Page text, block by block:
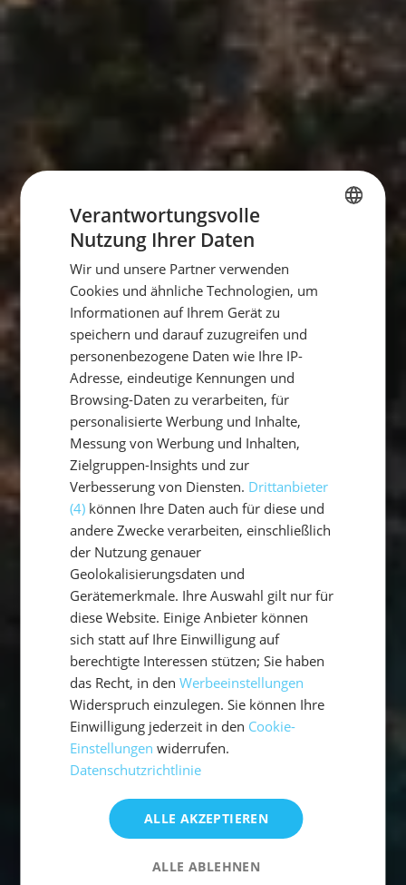
Verantwortungsvolle
Nutzung Ihrer Daten
Wir und unsere Partner verwenden
Cookies und ähnliche Technologien, um
Informationen auf Ihrem Gerät zu
speichern und darauf zuzugreifen und
personenbezogene Daten wie Ihre IP-
Adresse, eindeutige Kennungen und
Browsing-Daten zu verarbeiten, für
personalisierte Werbung und Inhalte,
Messung von Werbung und Inhalten,
Zielgruppen-Insights und zur
Verbesserung von Diensten. Drittanbieter
(4) können Ihre Daten auch für diese und
andere Zwecke verarbeiten, einschließlich
der Nutzung genauer
Geolokalisierungsdaten und
Gerätemerkmale. Ihre Auswahl gilt nur für
diese Website. Einige Anbieter können
sich statt auf Ihre Einwilligung auf
berechtigte Interessen stützen; Sie haben
das Recht, in denWerbeeinstellungen
Widerspruch einzulegen. Sie können Ihre
Einwilligung jederzeit in den Cookie-
Einstellungen widerrufen.
Datenschutzrichtlinie
ALLE AKZEPTIEREN
ALLE ABLEHNEN